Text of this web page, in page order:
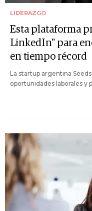
LIDERAZGO
Esta plataforma
LinkedIn" para
en tiempo récord
La startup argentina
oportunidades laborales y